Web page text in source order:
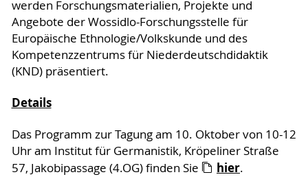
werden Forschungsmaterialien, Projekte und
Angebote der Wossidlo-Forschungsstelle für
Europäische Ethnologie/Volkskunde und des
Kompetenzzentrums für Niederdeutschdidaktik
(KND) präsentiert.
Details
Das Programm zur Tagung am 10. Oktober von 10-12
Uhr am Institut für Germanistik, Kröpeliner Straße
57, Jakobipassage (4.OG) finden Sie
hier.